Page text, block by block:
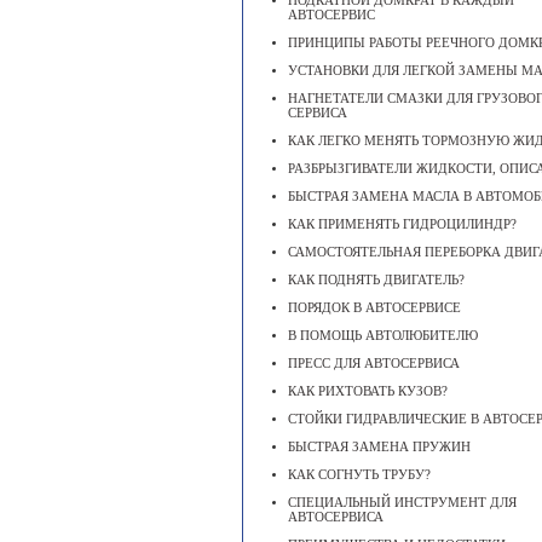
АВТОСЕРВИС
ПРИНЦИПЫ РАБОТЫ РЕЕЧНОГО
УСТАНОВКИ ДЛЯ ЛЕГКОЙ ЗАМЕНЫ
НАГНЕТАТЕЛИ СМАЗКИ ДЛЯ
СЕРВИСА
КАК ЛЕГКО МЕНЯТЬ ТОРМОЗНУЮ
РАЗБРЫЗГИВАТЕЛИ ЖИДКОСТИ,
БЫСТРАЯ ЗАМЕНА МАСЛА В
КАК ПРИМЕНЯТЬ ГИДРОЦИЛИНДР?
САМОСТОЯТЕЛЬНАЯ ПЕРЕБОРКА
КАК ПОДНЯТЬ ДВИГАТЕЛЬ?
ПОРЯДОК В АВТОСЕРВИСЕ
В ПОМОЩЬ АВТОЛЮБИТЕЛЮ
ПРЕСС ДЛЯ АВТОСЕРВИСА
КАК РИХТОВАТЬ КУЗОВ?
СТОЙКИ ГИДРАВЛИЧЕСКИЕ В
БЫСТРАЯ ЗАМЕНА ПРУЖИН
КАК СОГНУТЬ ТРУБУ?
СПЕЦИАЛЬНЫЙ ИНСТРУМЕНТ ДЛЯ
АВТОСЕРВИСА